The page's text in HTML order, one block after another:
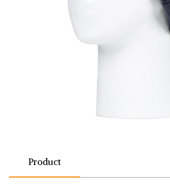
Product